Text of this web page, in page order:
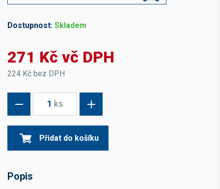
Dostupnost: Skladem
271 Kč vč DPH
224 Kč bez DPH
1 ks
Přidat do košíku
Popis